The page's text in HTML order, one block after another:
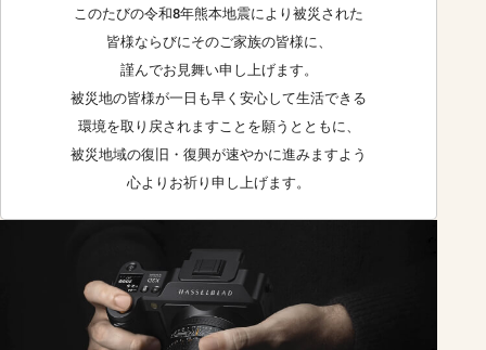
このたびの令和8年熊本地震により被災された
皆様ならびにそのご家族の皆様に、
謹んでお見舞い申し上げます。
被災地の皆様が一日も早く安心して生活できる
環境を取り戻されますことを願うとともに、
被災地域の復旧・復興が速やかに進みますよう
心よりお祈り申し上げます。